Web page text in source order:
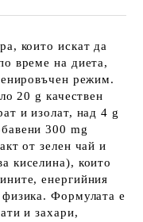
които искат да
време на диета,
режим.
20 g качествен
и изолат, над 4 g
300 mg
от зелен чай и
киселина), които
енергийния
Формулата е
и захари,